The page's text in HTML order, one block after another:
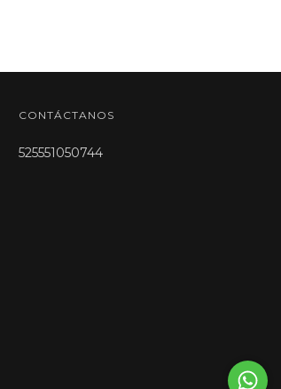
CONTÁCTANOS
525551050744